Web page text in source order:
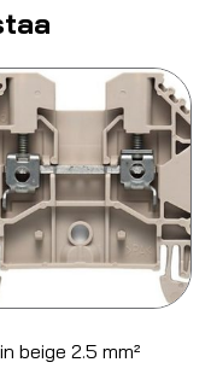
beige 2.5 mm²